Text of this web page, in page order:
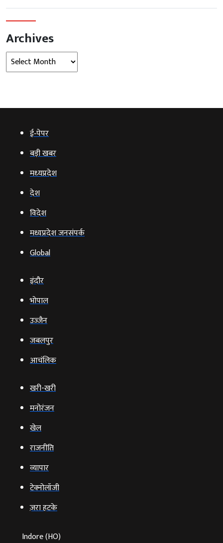
Archives
Archives
ई‑पेपर
बड़ी खबर
मध्‍यप्रदेश
देश
विदेश
मध्यप्रदेश जनसंपर्क
Global
इंदौर
भोपाल
उज्‍जैन
जबलपुर
आचंलिक
खरी-खरी
मनोरंजन
खेल
राजनीति
व्‍यापार
टेक्‍नोलॉजी
ज़रा हटके
Indore (HO)